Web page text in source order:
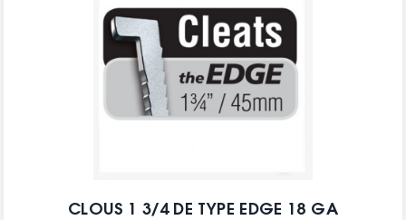
CLOUS 1 3/4 DE TYPE EDGE 18 GA